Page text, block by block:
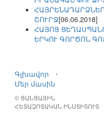
ՇՈՒՐՋ[06.06.2018]
ՀԱՅՈՑ
ԵՐԿՈՒ ԳՈՐԾՈՆ
Գլխավոր
⋅
Մեր մասին
© ՑԱՆՑԱՅԻՆ
ՀԵՏԱԶՈՏԱԿԱՆ ԻՆՍՏԻՏՈՒՏ